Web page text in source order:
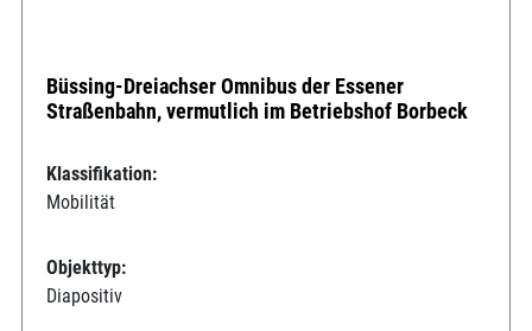
Büssing-Dreiachser Omnibus der Essener
Straßenbahn, vermutlich im Betriebshof Borbeck
Klassifikation:
Mobilität
Objekttyp:
Diapositiv